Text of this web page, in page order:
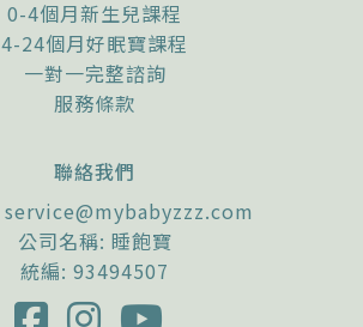
0-4個月新生兒課程
4-24個月好眠寶課程
一對一完整諮詢
服務條款
聯絡我們
service@mybabyzzz.com
公司名稱: 睡飽寶
統編: 93494507